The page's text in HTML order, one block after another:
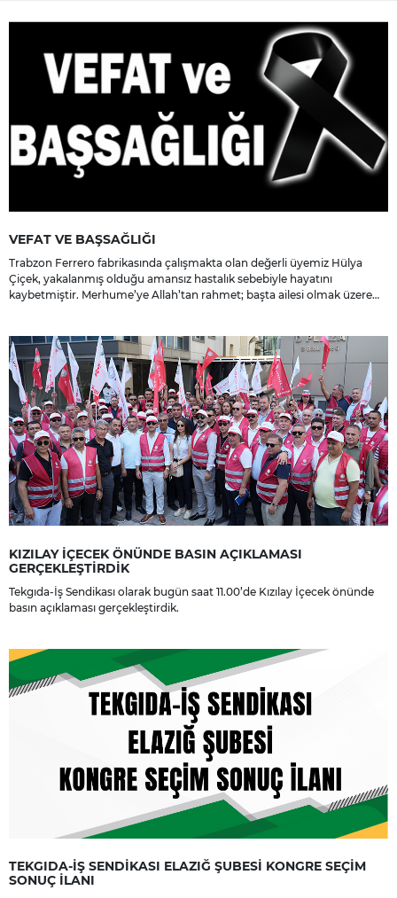
VEFAT VE BAŞSAĞLIĞI
Trabzon Ferrero fabrikasında çalışmakta olan değerli üyemiz Hülya
Çiçek, yakalanmış olduğu amansız hastalık sebebiyle hayatını
kaybetmiştir. Merhume’ye Allah’tan rahmet; başta ailesi olmak üzere
KIZILAY İÇECEK ÖNÜNDE BASIN AÇIKLAMASI
GERÇEKLEŞTİRDİK
Tekgıda-İş Sendikası olarak bugün saat 11.00’de Kızılay İçecek önünde
basın açıklaması gerçekleştirdik.
TEKGIDA-İŞ SENDİKASI ELAZIĞ ŞUBESİ KONGRE SEÇİM
SONUÇ İLANI